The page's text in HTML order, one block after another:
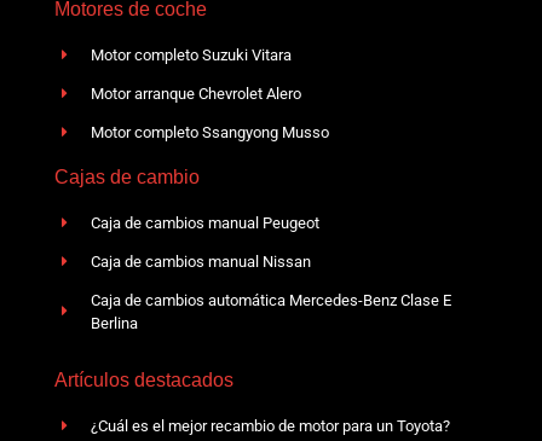
Motores de coche
Motor completo Suzuki Vitara
Motor arranque Chevrolet Alero
Motor completo Ssangyong Musso
Cajas de cambio
Caja de cambios manual Peugeot
Caja de cambios manual Nissan
Caja de cambios automática Mercedes-Benz Clase E
Berlina
Artículos destacados
¿Cuál es el mejor recambio de motor para un Toyota?